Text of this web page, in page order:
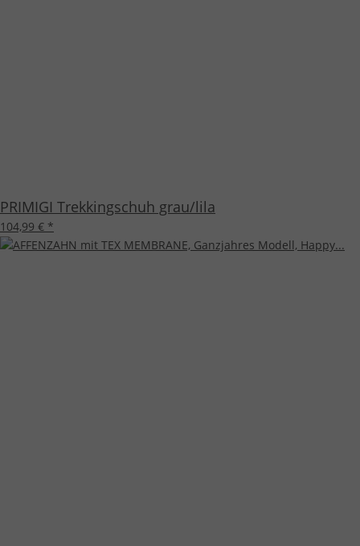
PRIMIGI Trekkingschuh grau/lila
104,99 € *